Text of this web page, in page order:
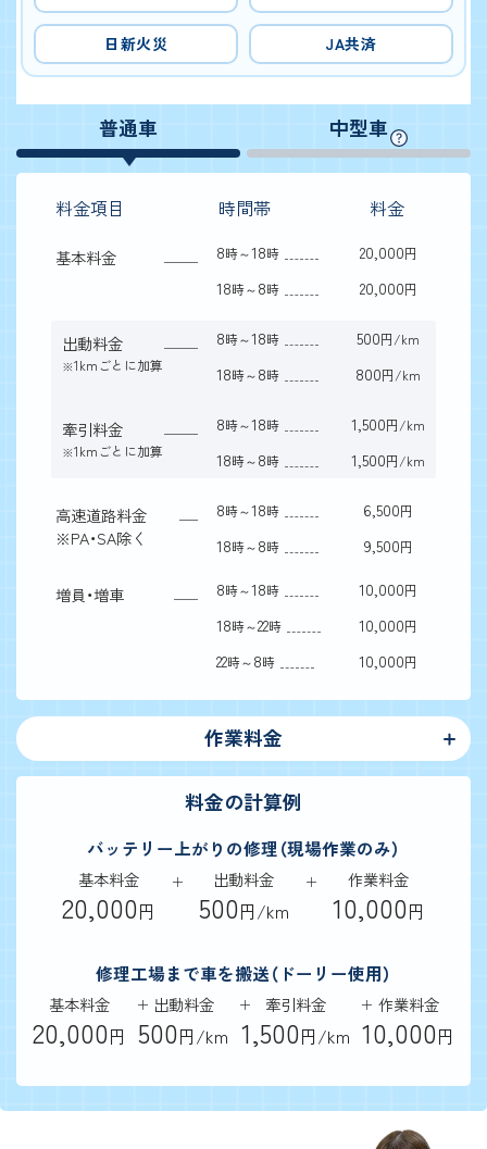
日新火災 JA共済
普通車 中型車
料金項目 時間帯 料金
基本料金 8時～18時 20,000円
18時～8時 20,000円
出動料金
※1kmごとに加算
8時～18時 500円/km
18時～8時 800円/km
牽引料金
※1kmごとに加算
8時～18時 1,500円/km
18時～8時 1,500円/km
高速道路料金
※PA・SA除く
8時～18時 6,500円
18時～8時 9,500円
増員・増車 8時～18時 10,000円
18時～22時 10,000円
22時～8時 10,000円
作業料金
料金の計算例
バッテリー上がりの修理（現場作業のみ）
基本料金
20,000円
出動料金
500円/km
作業料金
10,000円
修理工場まで車を搬送（ドーリー使用）
基本料金
20,000円
出動料金
500円/km
牽引料金
1,500円/km
作業料金
10,000円